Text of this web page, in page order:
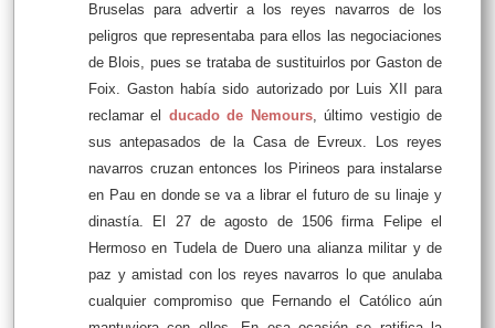
Bruselas para advertir a los reyes navarros de los
peligros que representaba para ellos las negociaciones
de Blois, pues se trataba de sustituirlos por Gaston de
Foix. Gaston había sido autorizado por Luis XII para
reclamar el ducado de Nemours, último vestigio de
sus antepasados de la Casa de Evreux. Los reyes
navarros cruzan entonces los Pirineos para instalarse
en Pau en donde se va a librar el futuro de su linaje y
dinastía. El 27 de agosto de 1506 firma Felipe el
Hermoso en Tudela de Duero una alianza militar y de
paz y amistad con los reyes navarros lo que anulaba
cualquier compromiso que Fernando el Católico aún